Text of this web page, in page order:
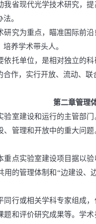
省现代光学技术研究，
。
研究为重点，瞄准国际前
养学术带头人。
依托单位，是相对独立的
作，实行开放、流动、联
第二章管理
验室建设和运行的主管部
、管理和开放中的重大问
重点实验室建设项目据以
用的管理体制和“边建设
同行或相关学科专家组成
和评价研究成果等。学